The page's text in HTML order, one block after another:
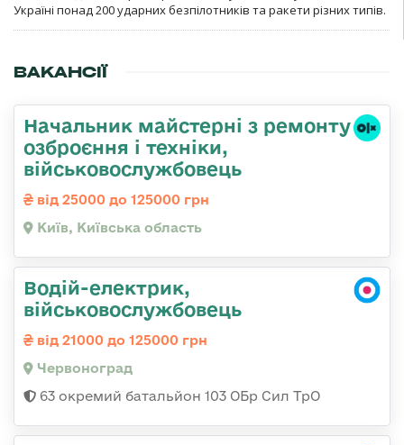
Україні понад 200 ударних безпілотників та ракети різних типів.
ВАКАНСІЇ
Начальник майстеpні з ремонту
озбpоєння і техніки,
військовослужбовець
від 25000 до 125000 грн
Київ, Київська область
Водій-електрик,
військовослужбовець
від 21000 до 125000 грн
Червоноград
63 окремий батальйон 103 ОБр Сил ТрО